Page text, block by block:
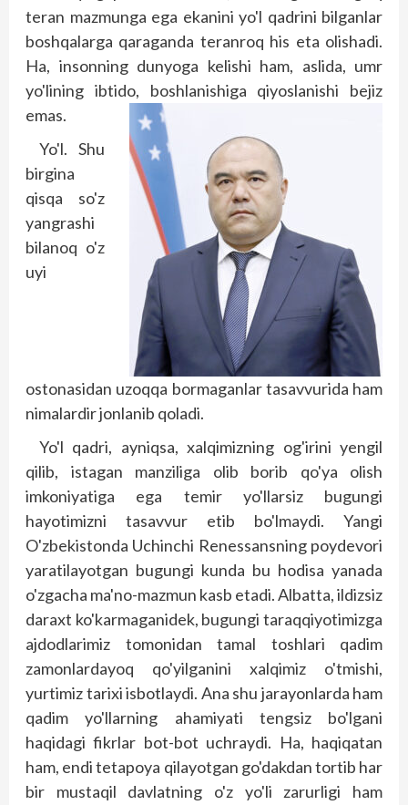
teran mazmunga ega ekanini yo'l qadrini bilganlar
boshqalarga qaraganda teranroq his eta olishadi.
Ha, insonning dunyoga kelishi ham, aslida, umr
yo'lining ibtido, boshlanishiga qiyoslanishi bejiz
emas.
Yo'l. Shu
birgina
qisqa so'z
yangrashi
bilanoq o'z
uyi
ostonasidan uzoqqa bormaganlar tasavvurida ham
nimalardir jonlanib qoladi.
Yo'l qadri, ayniqsa, xalqimizning og'irini yengil
qilib, istagan manziliga olib borib qo'ya olish
imkoniyatiga ega temir yo'llarsiz bugungi
hayotimizni tasavvur etib bo'lmaydi. Yangi
O'zbekistonda Uchinchi Renessansning poydevori
yaratilayotgan bugungi kunda bu hodisa yanada
o'zgacha ma'no-mazmun kasb etadi. Albatta, ildizsiz
daraxt ko'karmaganidek, bugungi taraqqiyotimizga
ajdodlarimiz tomonidan tamal toshlari qadim
zamonlardayoq qo'yilganini xalqimiz o'tmishi,
yurtimiz tarixi isbotlaydi. Ana shu jarayonlarda ham
qadim yo'llarning ahamiyati tengsiz bo'lgani
haqidagi fikrlar bot-bot uchraydi. Ha, haqiqatan
ham, endi tetapoya qilayotgan go'dakdan tortib har
bir mustaqil davlatning o'z yo'li zarurligi ham